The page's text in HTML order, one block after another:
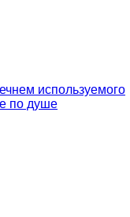
используемого
по душе